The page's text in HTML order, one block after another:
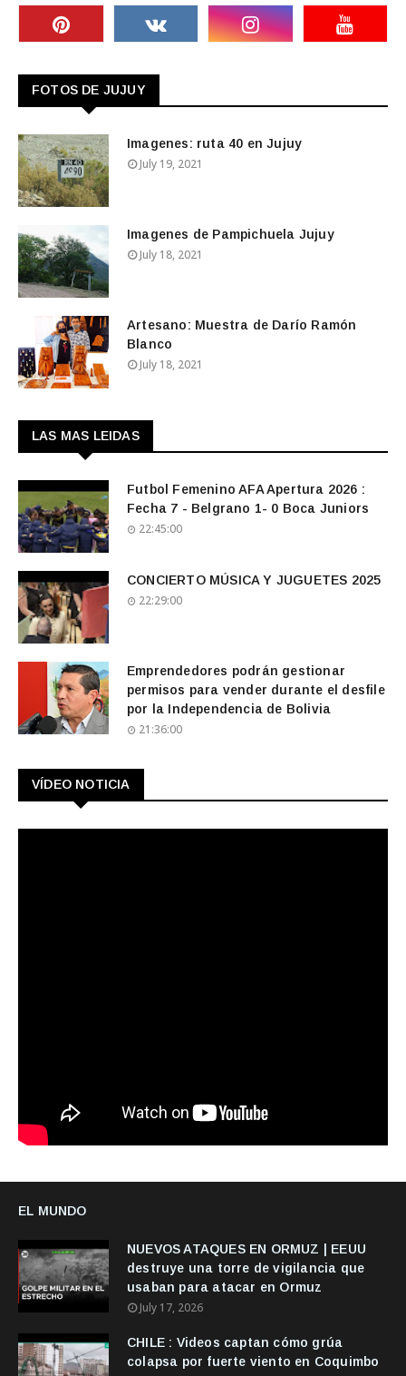
FOTOS DE JUJUY
Imagenes: ruta 40 en Jujuy
July 19, 2021
Imagenes de Pampichuela Jujuy
July 18, 2021
Artesano: Muestra de Darío Ramón
Blanco
July 18, 2021
LAS MAS LEIDAS
Futbol Femenino AFA Apertura 2026 :
Fecha 7 - Belgrano 1- 0 Boca Juniors
22:45:00
CONCIERTO MÚSICA Y JUGUETES 2025
22:29:00
Emprendedores podrán gestionar
permisos para vender durante el desfile
por la Independencia de Bolivia
21:36:00
VÍDEO NOTICIA
EL MUNDO
NUEVOS ATAQUES EN ORMUZ | EEUU
destruye una torre de vigilancia que
usaban para atacar en Ormuz
July 17, 2026
CHILE : Videos captan cómo grúa
colapsa por fuerte viento en Coquimbo